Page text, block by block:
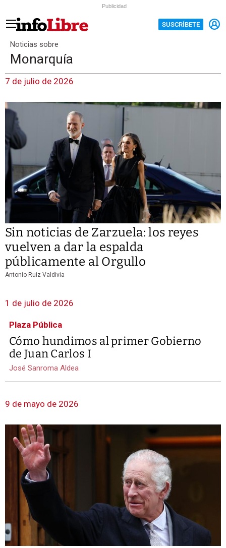
Publicidad
SUSCRÍBETE
Noticias sobre
Monarquía
7 de julio de 2026
Sin noticias de Zarzuela: los reyes
vuelven a dar la espalda
públicamente al Orgullo
Antonio Ruiz Valdivia
1 de julio de 2026
Plaza Pública
Cómo hundimos al primer Gobierno
de Juan Carlos I
José Sanroma Aldea
9 de mayo de 2026